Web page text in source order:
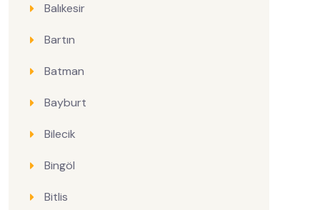
Balıkesir
Bartın
Batman
Bayburt
Bilecik
Bingöl
Bitlis